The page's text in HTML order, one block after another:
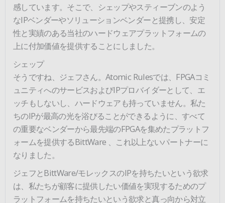
感しています。そこで、シェップやスティーブンのよう
なIPベンダーやソリューションベンダーと提携し、安定
性と実績のある当社のハードウェアプラットフォームの
上に付加価値を提供することにしました。
シェップ
そうですね、ジェフさん。Atomic Rulesでは、FPGAコミ
ュニティへのサービスおよびIPプロバイダーとして、エ
ッチもしないし、ハードウェアも持っていません。私た
ちのIPが最高の光を浴びることができるように、すべて
の重要なベンダーから最先端のFPGAを集めたプラットフ
ォームを提供するBittWare 、これ以上ないパートナーに
なりました。
ジェフとBittWare/モレックスのIPを持ちたいという欲求
は、私たちが顧客に提供したい価値を実現するためのプ
ラットフォームを持ちたいという欲求と真っ向から対立